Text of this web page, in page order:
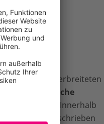
weitesten verbreiteten
Eurasische
. Innerhalb
Arten beschrieben